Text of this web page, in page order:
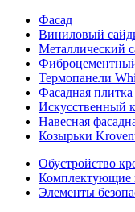
Фасад
Виниловый
Металлический
Термопанели
Фасадная
Искусственный
Навесная
Козырьки
Обустройство
Комплектующие
Элементы